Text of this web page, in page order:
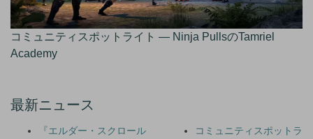
コミュニティスポットライト — Ninja PullsのTamriel
Academy
最新ニュース
『エルダー・スクロール
コミュニティスポットラ